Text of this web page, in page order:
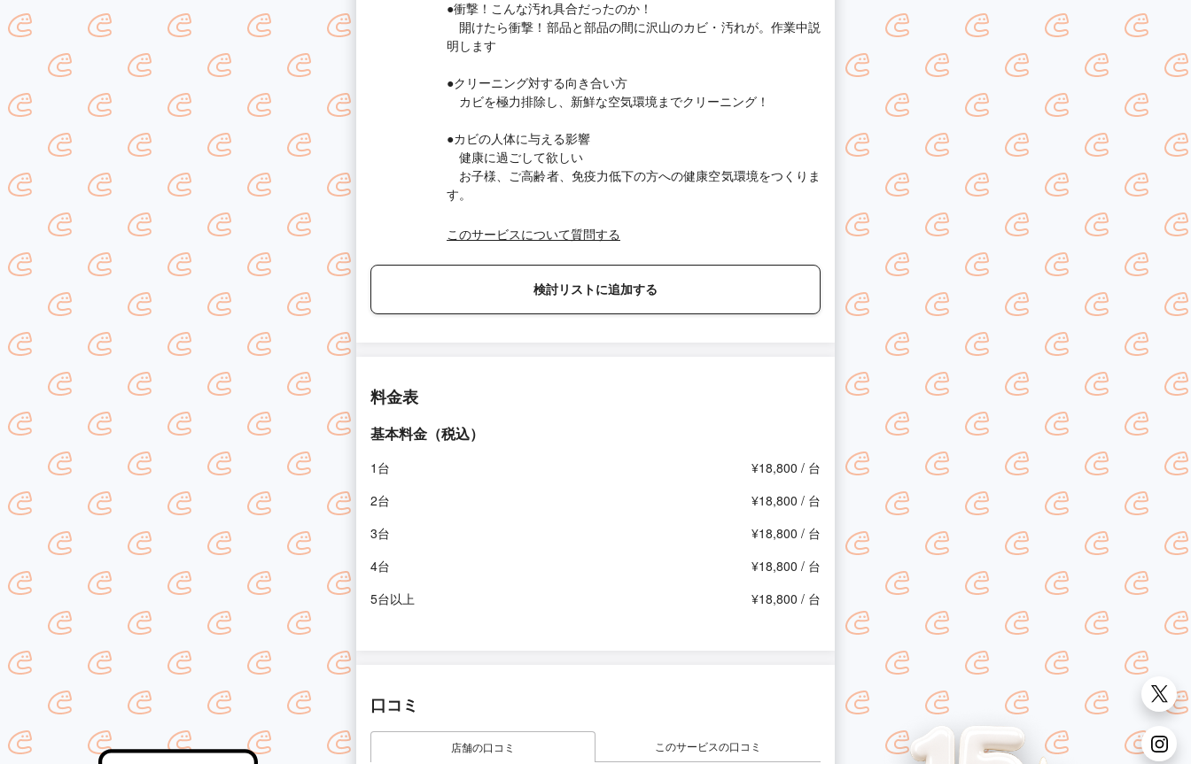
●衝撃！こんな汚れ具合だったのか！
開けたら衝撃！部品と部品の間に沢山のカビ・汚れが。作業中説
明します
●クリーニング対する向き合い方
カビを極力排除し、新鮮な空気環境までクリーニング！
●カビの人体に与える影響
健康に過ごして欲しい
お子様、ご高齢者、免疫力低下の方への健康空気環境をつくりま
す。
このサービスについて質問する
検討リストに追加する
料金表
基本料金（税込）
1台
¥18,800 / 台
2台
¥18,800 / 台
3台
¥18,800 / 台
4台
¥18,800 / 台
5台以上
¥18,800 / 台
口コミ
店舗の口コミ このサービスの口コミ